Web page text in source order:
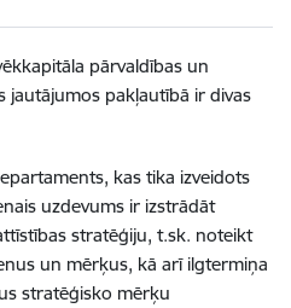
pārvaldības un
jautājumos pakļautībā ir divas
kas tika izveidots
uzdevums ir izstrādāt
stratēģiju, t.sk. noteikt
un mērķus, kā arī ilgtermiņa
stratēģisko mērķu